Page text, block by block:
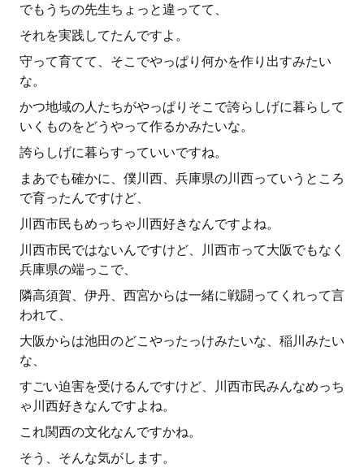
でもうちの先生ちょっと違ってて、
それを実践してたんですよ。
守って育てて、そこでやっぱり何かを作り出すみたい
な。
かつ地域の人たちがやっぱりそこで誇らしげに暮らして
いくものをどうやって作るかみたいな。
誇らしげに暮らすっていいですね。
まあでも確かに、僕川西、兵庫県の川西っていうところ
で育ったんですけど、
川西市民もめっちゃ川西好きなんですよね。
川西市民ではないんですけど、川西市って大阪でもなく
兵庫県の端っこで、
隣高須賀、伊丹、西宮からは一緒に戦闘ってくれって言
われて、
大阪からは池田のどこやったっけみたいな、稲川みたい
な、
すごい迫害を受けるんですけど、川西市民みんなめっち
ゃ川西好きなんですよね。
これ関西の文化なんですかね。
そう、そんな気がします。